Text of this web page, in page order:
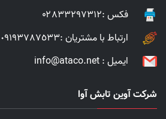
فکس :۰۲٨٣٣٢۹٧٣١٢
ارتباط با مشتریان :٠٩١٩٣٧٨٧٥٣٣
ایمیل :info@ataco.net
شرکت آوین تابش آوا